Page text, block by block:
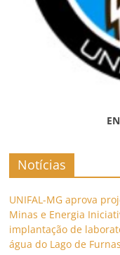
Notícias
UNIFAL-MG aprova
Minas e Energia
implantação de
água do Lago de Furnas